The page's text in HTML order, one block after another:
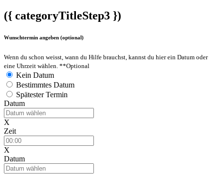
({ categoryTitleStep3 })
Wunschtermin angeben (optional)
Wenn du schon weisst, wann du Hilfe brauchst, kannst du hier ein Datum oder
eine Uhrzeit wählen. **Optional
Kein Datum
Bestimmtes Datum
Spätester Termin
Datum
X
Zeit
X
Datum